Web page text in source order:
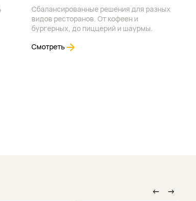
Сбалансированные решения для разных
видов ресторанов. От кофеен и
бургерных, до пиццерий и шаурмы.
Смотреть
← →